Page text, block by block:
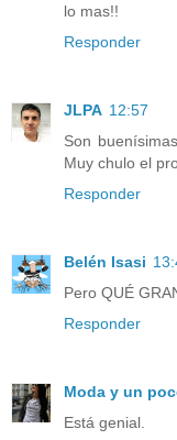
lo mas!!
Responder
JLPA 12:57
Son
Muy chulo el
Responder
Belén Isasi
Pero QUÉ
Responder
Moda y un
Está genial.